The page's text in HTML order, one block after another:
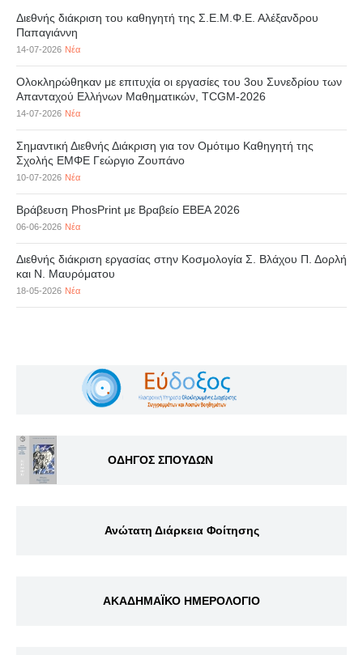
Διεθνής διάκριση του καθηγητή της Σ.Ε.Μ.Φ.Ε. Αλέξανδρου
Παπαγιάννη
14-07-2026 Νέα
Ολοκληρώθηκαν με επιτυχία οι εργασίες του 3ου Συνεδρίου των
Απανταχού Ελλήνων Μαθηματικών, TCGM-2026
14-07-2026 Νέα
Σημαντική Διεθνής Διάκριση για τον Ομότιμο Καθηγητή της
Σχολής ΕΜΦΕ Γεώργιο Ζουπάνο
10-07-2026 Νέα
Βράβευση PhosPrint με Βραβείο ΕΒΕΑ 2026
06-06-2026 Νέα
Διεθνής διάκριση εργασίας στην Κοσμολογία Σ. Βλάχου Π. Δορλή
και Ν. Μαυρόματου
18-05-2026 Νέα
ΟΔΗΓΟΣ ΣΠΟΥΔΩΝ
Ανώτατη Διάρκεια Φοίτησης
ΑΚΑΔΗΜΑΪΚΟ ΗΜΕΡΟΛΟΓΙΟ